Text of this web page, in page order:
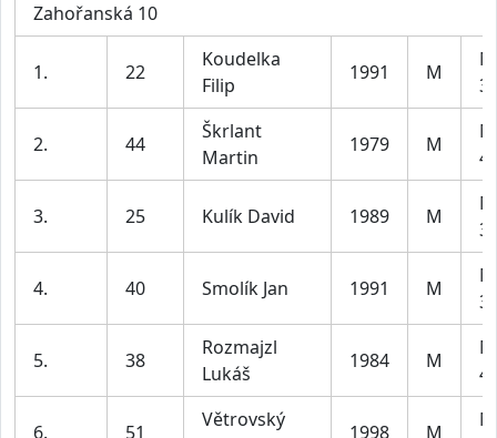
Zahořanská 10
1. 22
Koudelka
Filip
1991 M
2. 44
Škrlant
Martin
1979 M
3. 25 Kulík David 1989 M
4. 40 Smolík Jan 1991 M
5. 38
Rozmajzl
Lukáš
1984 M
6. 51
Větrovský
1998 M